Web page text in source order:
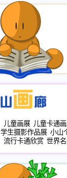
儿童画展 儿童卡通
学生摄影作品展 小山
流行卡通欣赏 世界